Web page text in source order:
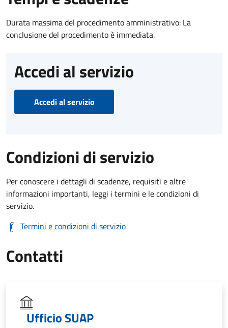
Durata massima del procedimento amministrativo: La
conclusione del procedimento è immediata.
Accedi al servizio
Accedi al servizio
Condizioni di servizio
Per conoscere i dettagli di scadenze, requisiti e altre
informazioni importanti, leggi i termini e le condizioni di
servizio.
Termini e condizioni di servizio
Contatti
Ufficio SUAP